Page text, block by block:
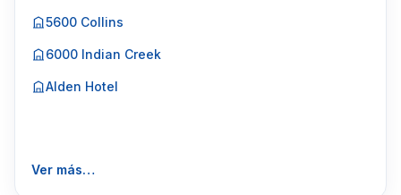
5600 Collins
6000 Indian Creek
Alden Hotel
Ver más…